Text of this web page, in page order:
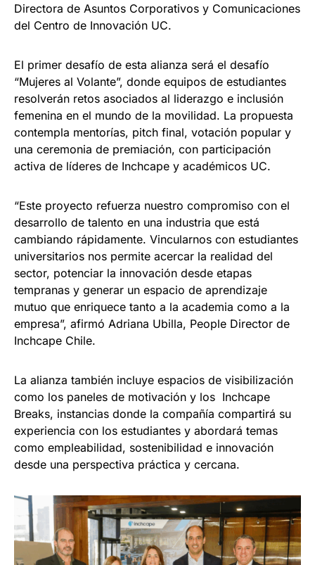
Directora de Asuntos Corporativos y Comunicaciones
del Centro de Innovación UC.
El primer desafío de esta alianza será el desafío
“Mujeres al Volante”, donde equipos de estudiantes
resolverán retos asociados al liderazgo e inclusión
femenina en el mundo de la movilidad. La propuesta
contempla mentorías, pitch final, votación popular y
una ceremonia de premiación, con participación
activa de líderes de Inchcape y académicos UC.
“Este proyecto refuerza nuestro compromiso con el
desarrollo de talento en una industria que está
cambiando rápidamente. Vincularnos con estudiantes
universitarios nos permite acercar la realidad del
sector, potenciar la innovación desde etapas
tempranas y generar un espacio de aprendizaje
mutuo que enriquece tanto a la academia como a la
empresa”, afirmó Adriana Ubilla, People Director de
Inchcape Chile.
La alianza también incluye espacios de visibilización
como los paneles de motivación y los Inchcape
Breaks, instancias donde la compañía compartirá su
experiencia con los estudiantes y abordará temas
como empleabilidad, sostenibilidad e innovación
desde una perspectiva práctica y cercana.